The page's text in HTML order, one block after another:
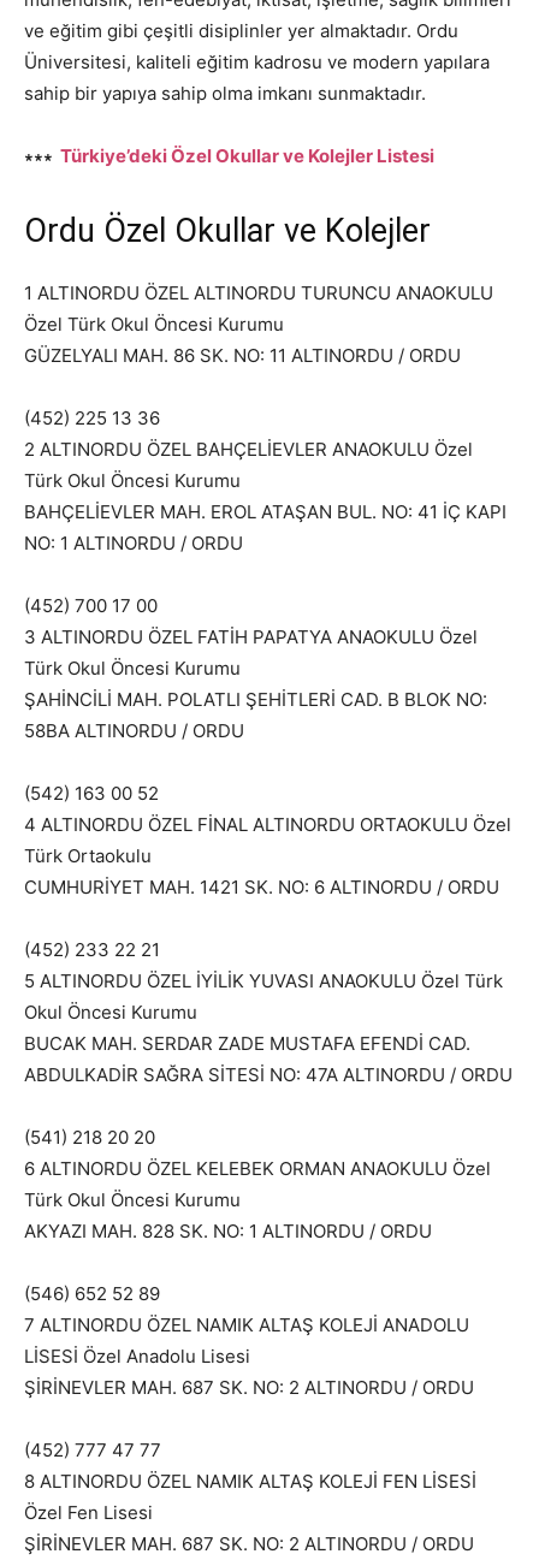
ve eğitim gibi çeşitli disiplinler yer almaktadır. Ordu
Üniversitesi, kaliteli eğitim kadrosu ve modern yapılara
sahip bir yapıya sahip olma imkanı sunmaktadır.
∗∗∗ Türkiye’deki Özel Okullar ve Kolejler Listesi
Ordu Özel Okullar ve Kolejler
1 ALTINORDU ÖZEL ALTINORDU TURUNCU ANAOKULU
Özel Türk Okul Öncesi Kurumu
GÜZELYALI MAH. 86 SK. NO: 11 ALTINORDU / ORDU
(452) 225 13 36
2 ALTINORDU ÖZEL BAHÇELİEVLER ANAOKULU Özel
Türk Okul Öncesi Kurumu
BAHÇELİEVLER MAH. EROL ATAŞAN BUL. NO: 41 İÇ KAPI
NO: 1 ALTINORDU / ORDU
(452) 700 17 00
3 ALTINORDU ÖZEL FATİH PAPATYA ANAOKULU Özel
Türk Okul Öncesi Kurumu
ŞAHİNCİLİ MAH. POLATLI ŞEHİTLERİ CAD. B BLOK NO:
58BA ALTINORDU / ORDU
(542) 163 00 52
4 ALTINORDU ÖZEL FİNAL ALTINORDU ORTAOKULU Özel
Türk Ortaokulu
CUMHURİYET MAH. 1421 SK. NO: 6 ALTINORDU / ORDU
(452) 233 22 21
5 ALTINORDU ÖZEL İYİLİK YUVASI ANAOKULU Özel Türk
Okul Öncesi Kurumu
BUCAK MAH. SERDAR ZADE MUSTAFA EFENDİ CAD.
ABDULKADİR SAĞRA SİTESİ NO: 47A ALTINORDU / ORDU
(541) 218 20 20
6 ALTINORDU ÖZEL KELEBEK ORMAN ANAOKULU Özel
Türk Okul Öncesi Kurumu
AKYAZI MAH. 828 SK. NO: 1 ALTINORDU / ORDU
(546) 652 52 89
7 ALTINORDU ÖZEL NAMIK ALTAŞ KOLEJİ ANADOLU
LİSESİ Özel Anadolu Lisesi
ŞİRİNEVLER MAH. 687 SK. NO: 2 ALTINORDU / ORDU
(452) 777 47 77
8 ALTINORDU ÖZEL NAMIK ALTAŞ KOLEJİ FEN LİSESİ
Özel Fen Lisesi
ŞİRİNEVLER MAH. 687 SK. NO: 2 ALTINORDU / ORDU